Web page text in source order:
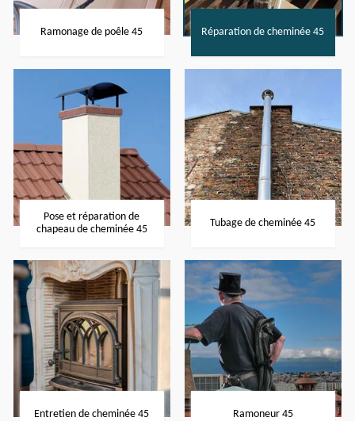
Ramonage de poêle 45 Réparation de cheminée 45
Pose et réparation de
chapeau de cheminée 45
Tubage de cheminée 45
Entretien de cheminée 45 Ramoneur 45